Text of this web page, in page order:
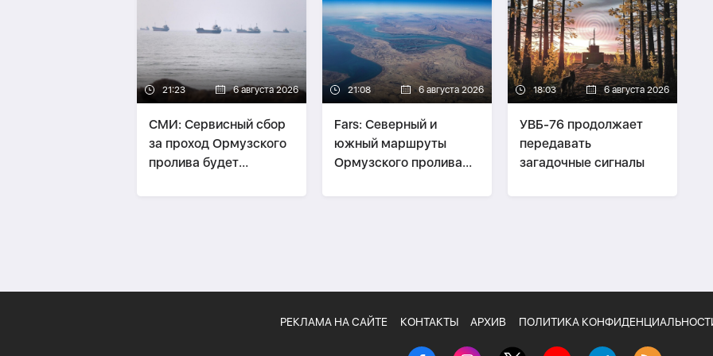
21:23 6 августа 2026
СМИ: Сервисный сбор
за проход Ормузского
пролива будет
услуг
21:08 6 августа 2026
Fars: Северный и
южный маршруты
Ормузского пролива
18:03 6 августа 2026
УВБ-76 продолжает
передавать
загадочные сигналы
РЕКЛАМА НА САЙТЕ КОНТАКТЫ АРХИВ ПОЛИТИКА